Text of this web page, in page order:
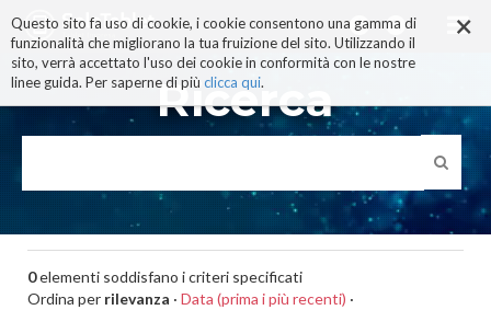
×
Questo sito fa uso di cookie, i cookie consentono una gamma di
funzionalità che migliorano la tua fruizione del sito. Utilizzando il
sito, verrà accettato l'uso dei cookie in conformità con le nostre
linee guida. Per saperne di più clicca qui.
ai
contenuti.
|
alla
navigazione
Ricerca
0elementi soddisfano i criteri specificati
Ordina per rilevanza · Data (prima i più recenti) ·